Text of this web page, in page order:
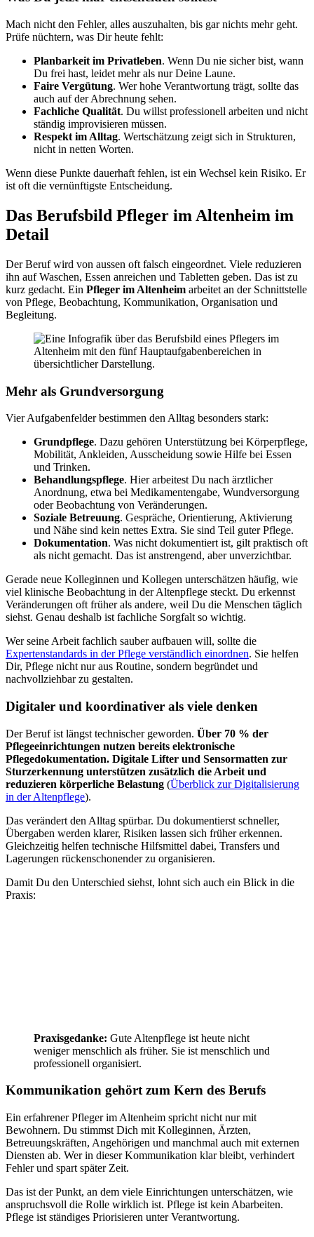
Mach nicht den Fehler, alles auszuhalten, bis gar nichts mehr geht.
Prüfe nüchtern, was Dir heute fehlt:
Planbarkeit im Privatleben. Wenn Du nie sicher bist, wann
Du frei hast, leidet mehr als nur Deine Laune.
Faire Vergütung. Wer hohe Verantwortung trägt, sollte das
auch auf der Abrechnung sehen.
Fachliche Qualität. Du willst professionell arbeiten und nicht
ständig improvisieren müssen.
Respekt im Alltag. Wertschätzung zeigt sich in Strukturen,
nicht in netten Worten.
Wenn diese Punkte dauerhaft fehlen, ist ein Wechsel kein Risiko. Er
ist oft die vernünftigste Entscheidung.
Das Berufsbild Pfleger im Altenheim im
Detail
Der Beruf wird von aussen oft falsch eingeordnet. Viele reduzieren
ihn auf Waschen, Essen anreichen und Tabletten geben. Das ist zu
kurz gedacht. Ein Pfleger im Altenheim arbeitet an der Schnittstelle
von Pflege, Beobachtung, Kommunikation, Organisation und
Begleitung.
Mehr als Grundversorgung
Vier Aufgabenfelder bestimmen den Alltag besonders stark:
Grundpflege. Dazu gehören Unterstützung bei Körperpflege,
Mobilität, Ankleiden, Ausscheidung sowie Hilfe bei Essen
und Trinken.
Behandlungspflege. Hier arbeitest Du nach ärztlicher
Anordnung, etwa bei Medikamentengabe, Wundversorgung
oder Beobachtung von Veränderungen.
Soziale Betreuung. Gespräche, Orientierung, Aktivierung
und Nähe sind kein nettes Extra. Sie sind Teil guter Pflege.
Dokumentation. Was nicht dokumentiert ist, gilt praktisch oft
als nicht gemacht. Das ist anstrengend, aber unverzichtbar.
Gerade neue Kolleginnen und Kollegen unterschätzen häufig, wie
viel klinische Beobachtung in der Altenpflege steckt. Du erkennst
Veränderungen oft früher als andere, weil Du die Menschen täglich
siehst. Genau deshalb ist fachliche Sorgfalt so wichtig.
Wer seine Arbeit fachlich sauber aufbauen will, sollte die
Expertenstandards in der Pflege verständlich einordnen. Sie helfen
Dir, Pflege nicht nur aus Routine, sondern begründet und
nachvollziehbar zu gestalten.
Digitaler und koordinativer als viele denken
Der Beruf ist längst technischer geworden. Über 70 % der
Pflegeeinrichtungen nutzen bereits elektronische
Pflegedokumentation. Digitale Lifter und Sensormatten zur
Sturzerkennung unterstützen zusätzlich die Arbeit und
reduzieren körperliche Belastung (Überblick zur Digitalisierung
in der Altenpflege).
Das verändert den Alltag spürbar. Du dokumentierst schneller,
Übergaben werden klarer, Risiken lassen sich früher erkennen.
Gleichzeitig helfen technische Hilfsmittel dabei, Transfers und
Lagerungen rückenschonender zu organisieren.
Damit Du den Unterschied siehst, lohnt sich auch ein Blick in die
Praxis:
Praxisgedanke: Gute Altenpflege ist heute nicht
weniger menschlich als früher. Sie ist menschlich und
professionell organisiert.
Kommunikation gehört zum Kern des Berufs
Ein erfahrener Pfleger im Altenheim spricht nicht nur mit
Bewohnern. Du stimmst Dich mit Kolleginnen, Ärzten,
Betreuungskräften, Angehörigen und manchmal auch mit externen
Diensten ab. Wer in dieser Kommunikation klar bleibt, verhindert
Fehler und spart später Zeit.
Das ist der Punkt, an dem viele Einrichtungen unterschätzen, wie
anspruchsvoll die Rolle wirklich ist. Pflege ist kein Abarbeiten.
Pflege ist ständiges Priorisieren unter Verantwortung.